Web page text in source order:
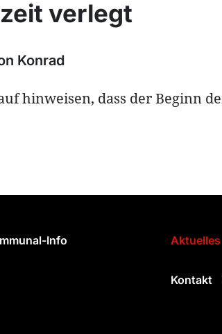
verlegt
Konrad
hinweisen, dass der Beginn
Info
Aktuelles
Kontakt